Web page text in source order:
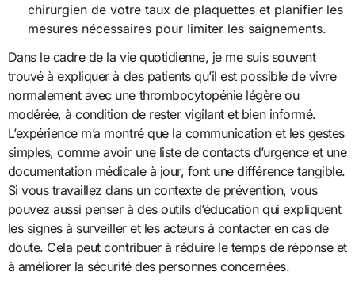
chirurgien de votre taux de plaquettes et planifier les
mesures nécessaires pour limiter les saignements.
Dans le cadre de la vie quotidienne, je me suis souvent
trouvé à expliquer à des patients qu’il est possible de vivre
normalement avec une thrombocytopénie légère ou
modérée, à condition de rester vigilant et bien informé.
L’expérience m’a montré que la communication et les gestes
simples, comme avoir une liste de contacts d’urgence et une
documentation médicale à jour, font une différence tangible.
Si vous travaillez dans un contexte de prévention, vous
pouvez aussi penser à des outils d’éducation qui expliquent
les signes à surveiller et les acteurs à contacter en cas de
doute. Cela peut contribuer à réduire le temps de réponse et
à améliorer la sécurité des personnes concernées.